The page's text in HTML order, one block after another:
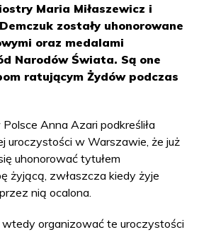
Maria Miłaszewicz i
zostały uhonorowane
oraz medalami
Narodów Świata. Są one
ratującym Żydów podczas
Anna Azari podkreśliła
uroczystości w Warszawie, że już
uhonorować tytułem
żyjącą, zwłaszcza kiedy żyje
nią ocalona.
organizować te uroczystości